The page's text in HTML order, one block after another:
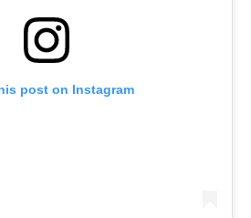
post on Instagram